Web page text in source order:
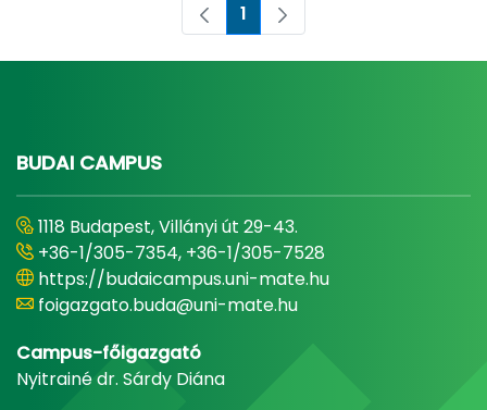
Oldal
1
BUDAI CAMPUS
1118 Budapest, Villányi út 29-43.
+36-1/305-7354, +36-1/305-7528
https://budaicampus.uni-mate.hu
foigazgato.buda@uni-mate.hu
Campus-főigazgató
Nyitrainé dr. Sárdy Diána